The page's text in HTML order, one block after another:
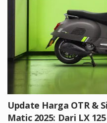
Update Harga OTR &
Matic 2025: Dari LX